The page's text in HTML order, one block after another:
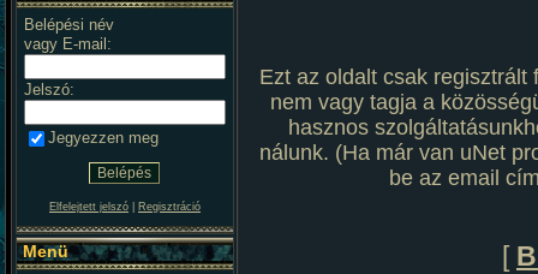
Belépési név
vagy E-mail:
Jelszó:
Jegyezzen meg
Elfelejtett jelszó Regisztráció
Menü
Ezt az oldalt csak regisztrált
nem vagy tagja a
hasznos
nálunk. (Ha már van uNet
be az email
[